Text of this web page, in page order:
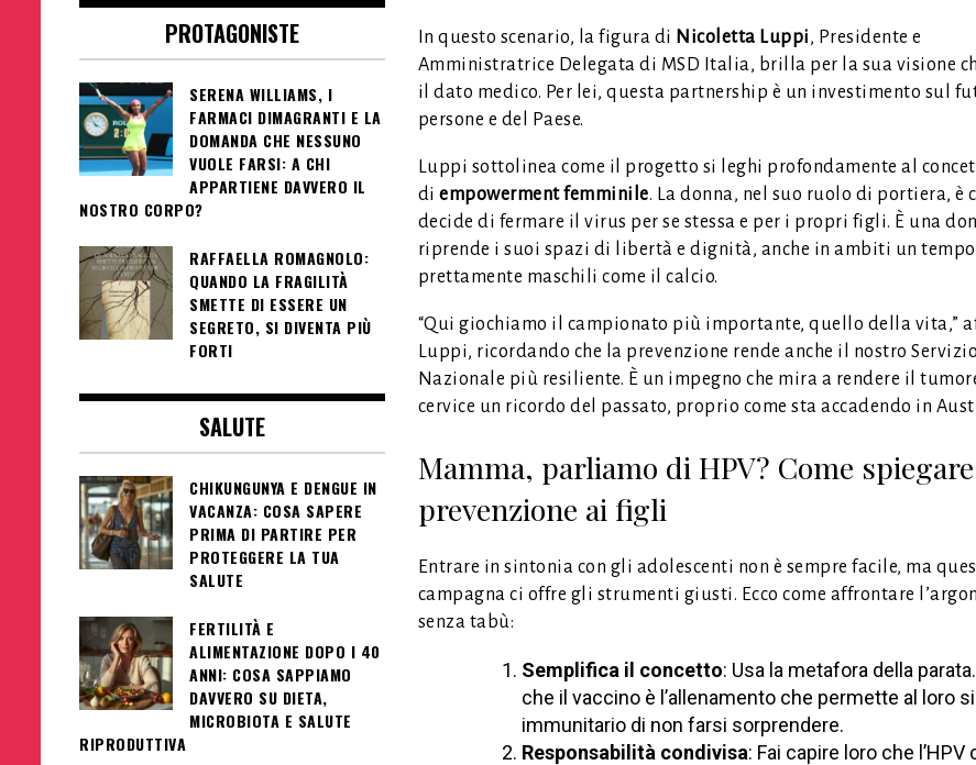
In questo scenario, la figura di Nicoletta Luppi, Presidente e
Amministratrice Delegata di MSD Italia, brilla per la sua visione
il dato medico. Per lei, questa partnership è un investimento sul
persone e del Paese.
Luppi sottolinea come il progetto si leghi profondamente al
di empowerment femminile. La donna, nel suo ruolo di portiera, è
decide di fermare il virus per se stessa e per i propri figli. È una
riprende i suoi spazi di libertà e dignità, anche in ambiti un tempo
prettamente maschili come il calcio.
“Qui giochiamo il campionato più importante, quello della vita,”
Luppi, ricordando che la prevenzione rende anche il nostro
Nazionale più resiliente. È un impegno che mira a rendere il
cervice un ricordo del passato, proprio come sta accadendo in
Mamma, parliamo di HPV? Come
prevenzione ai figli
Entrare in sintonia con gli adolescenti non è sempre facile, ma
campagna ci offre gli strumenti giusti. Ecco come affrontare
senza tabù:
Semplifica il concetto: Usa la metafora della
che il vaccino è l’allenamento che permette al loro
immunitario di non farsi sorprendere.
Responsabilità condivisa: Fai capire loro che
PROTAGONISTE
SERENA WILLIAMS, I
FARMACI DIMAGRANTI E LA
DOMANDA CHE NESSUNO
VUOLE FARSI: A CHI
APPARTIENE DAVVERO IL
NOSTRO CORPO?
RAFFAELLA ROMAGNOLO:
QUANDO LA FRAGILITÀ
SMETTE DI ESSERE UN
SEGRETO, SI DIVENTA PIÙ
FORTI
SALUTE
CHIKUNGUNYA E DENGUE IN
VACANZA: COSA SAPERE
PRIMA DI PARTIRE PER
PROTEGGERE LA TUA
SALUTE
FERTILITÀ E
ALIMENTAZIONE DOPO I 40
ANNI: COSA SAPPIAMO
DAVVERO SU DIETA,
MICROBIOTA E SALUTE
RIPRODUTTIVA